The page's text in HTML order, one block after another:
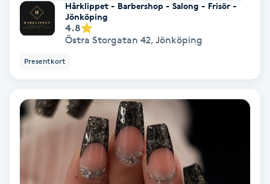
Olaplex
Olaplexbehandling
Ombre
Ombre brows
Optiker
Hårklippet - Barbershop - Salong - Frisör -
Jönköping
4.8
Östra Storgatan 42, Jönköping
Presentkort